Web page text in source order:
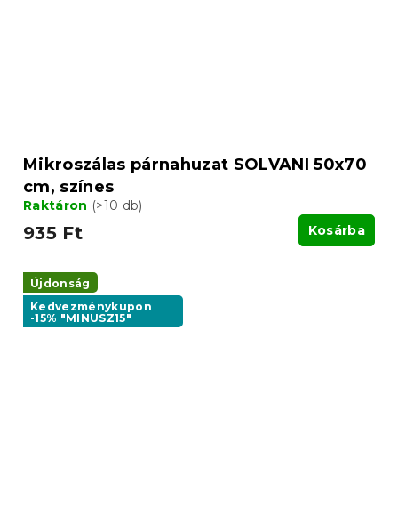
Mikroszálas párnahuzat SOLVANI 50x70
cm, színes
Raktáron (>10 db)
935 Ft Kosárba
Újdonság
Kedvezménykupon
-15% "MINUSZ15"